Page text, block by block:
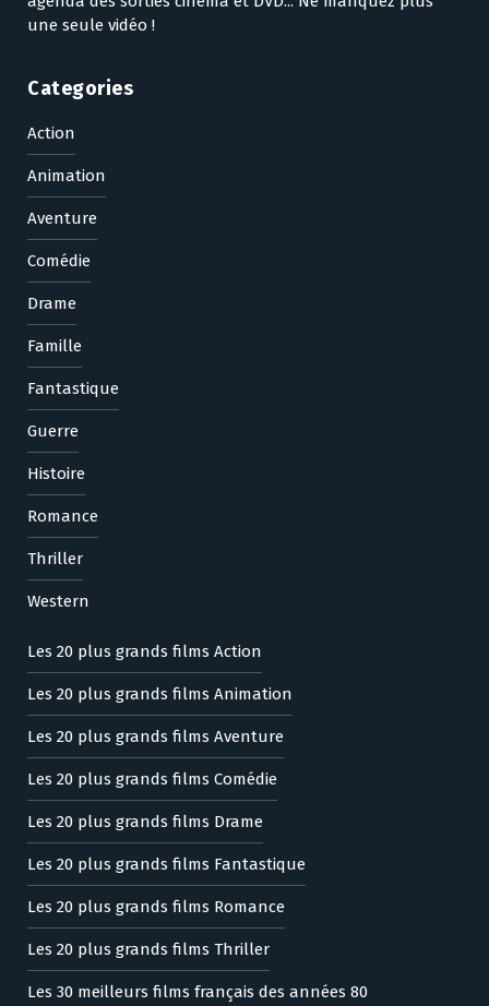
une seule vidéo !
Categories
Action
Animation
Aventure
Comédie
Drame
Famille
Fantastique
Guerre
Histoire
Romance
Thriller
Western
Les 20 plus grands films Action
Les 20 plus grands films Animation
Les 20 plus grands films Aventure
Les 20 plus grands films Comédie
Les 20 plus grands films Drame
Les 20 plus grands films Fantastique
Les 20 plus grands films Romance
Les 20 plus grands films Thriller
Les 30 meilleurs films français des années 80